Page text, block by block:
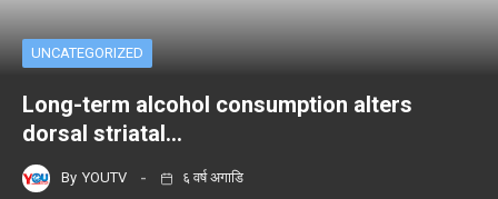
UNCATEGORIZED
Long-term alcohol consumption alters
dorsal striatal…
By YOUTV ६ वर्ष अगाडि